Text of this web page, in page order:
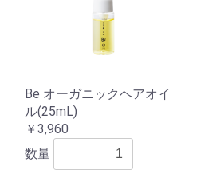
Be オーガニックヘアオイ
ル(25mL)
￥3,960
数量